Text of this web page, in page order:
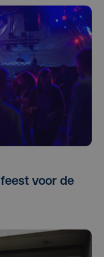
voor de